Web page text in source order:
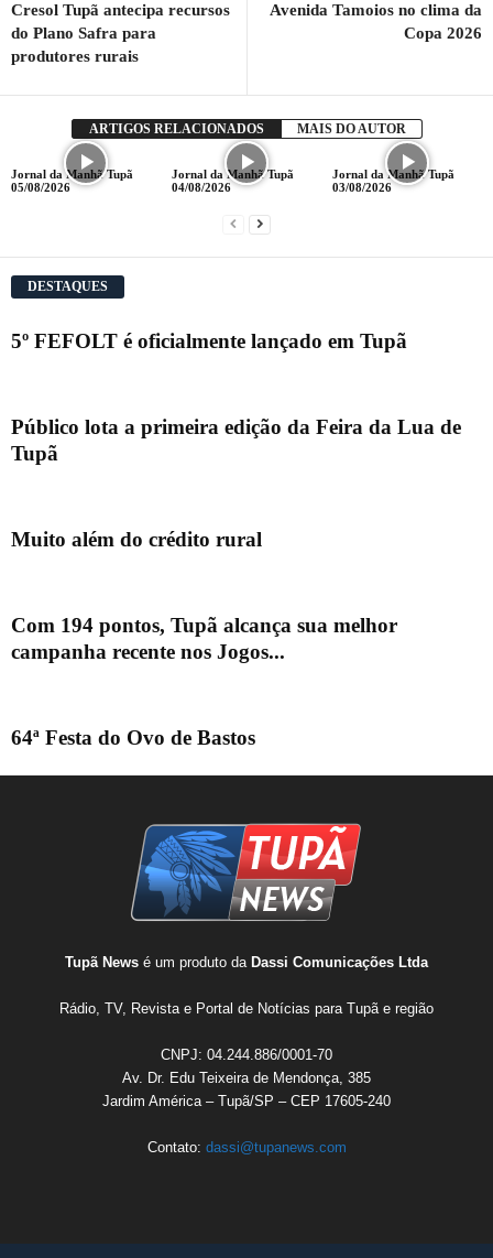
Cresol Tupã antecipa recursos
do Plano Safra para
produtores rurais
Avenida Tamoios no clima da
Copa 2026
ARTIGOS RELACIONADOS MAIS DO AUTOR
Jornal da Manhã Tupã
05/08/2026
Jornal da Manhã Tupã
04/08/2026
Jornal da Manhã Tupã
03/08/2026
DESTAQUES
5º FEFOLT é oficialmente lançado em Tupã
Público lota a primeira edição da Feira da Lua de
Tupã
Muito além do crédito rural
Com 194 pontos, Tupã alcança sua melhor
campanha recente nos Jogos...
64ª Festa do Ovo de Bastos
Tupã News é um produto da Dassi Comunicações Ltda
Rádio, TV, Revista e Portal de Notícias para Tupã e região
CNPJ: 04.244.886/0001-70
Av. Dr. Edu Teixeira de Mendonça, 385
Jardim América – Tupã/SP – CEP 17605-240
Contato: dassi@tupanews.com